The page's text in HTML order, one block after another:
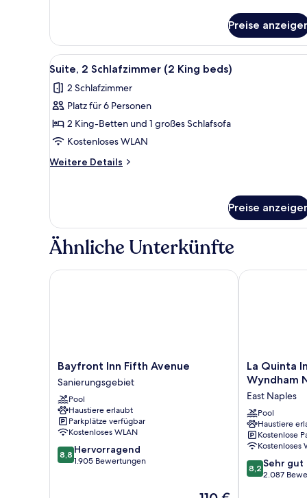
1
Schlafzimmer
(King
w/view)
Preise
Alle
Fotos
für
Suite,
2 Schlafzimmer
(2
King
beds)
Suite, 2 Schlafzimmer (2
9
Suite, 2 Schlafzimmer (2 King beds)
2 Schlafzimmer
Platz für 6 Personen
2 King-Betten und 1 großes Schlafsofa
Kostenloses WLAN
Weitere Details
Weitere
(2
King
beds)
Preise
Ähnliche Unterkünfte
Bayfront
Inn
Fifth
Avenue
Sanierungsgebiet
Bayfront Inn Fifth Avenue
Sanierungsgebiet
Pool
Haustiere erlaubt
Parkplätze verfügbar
Kostenloses WLAN
8.8
von
8,8 Hervorragend
1.905 Bewertungen
Der
Bayfront Inn Fifth Avenue
La
Quinta
Inn
&
Suites
by
Wyndham
Naples
Downtown
East
La Quinta
Wyndham
East Naples
Pool
Haustiere
Kostenlose
Kostenloses
8.2
von
8,2 Sehr gut
2.087
La Quinta